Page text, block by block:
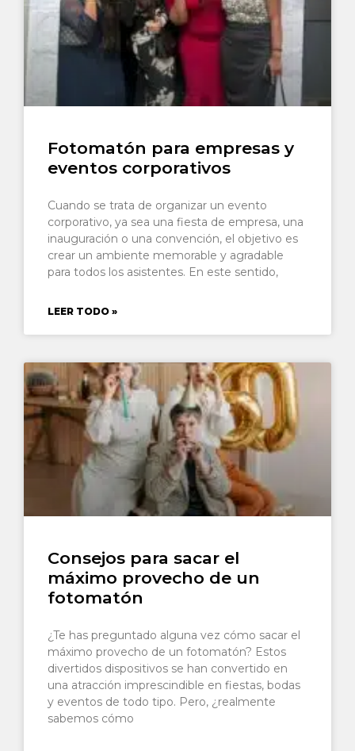
Fotomatón para empresas y
eventos corporativos
Cuando se trata de organizar un evento
corporativo, ya sea una fiesta de empresa, una
inauguración o una convención, el objetivo es
crear un ambiente memorable y agradable
para todos los asistentes. En este sentido,
LEER TODO »
Consejos para sacar el
máximo provecho de un
fotomatón
¿Te has preguntado alguna vez cómo sacar el
máximo provecho de un fotomatón? Estos
divertidos dispositivos se han convertido en
una atracción imprescindible en fiestas, bodas
y eventos de todo tipo. Pero, ¿realmente
sabemos cómo